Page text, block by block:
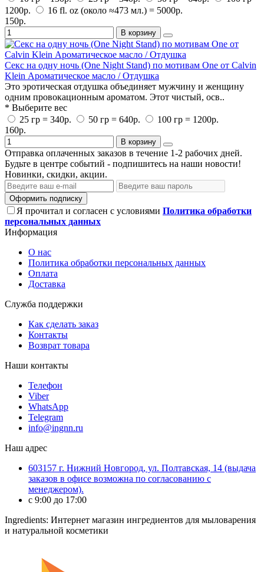
1200р.
16 fl. oz (около ≈473 мл.) = 5000р.
150р.
В корзину
Секс на одну ночь (One Night Stand) по мотивам One от Calvin
Klein Ароматическое масло / Отдушка
Это эротическая отдушка объединяет мужчину и женщину
одним провокационным ароматом. Этот чистый, осв..
* Выберите вес
25 гр = 340р.
50 гр = 640р.
100 гр = 1200р.
160р.
В корзину
Отправка оплаченных заказов в течение 1-2 рабочих дней.
Будьте в центре событий - подпишитесь на наши новости!
Новинки, скидки, акции.
Оформить подписку
Я прочитал и согласен с условиями Политика обработки
персональных данных
Информация
О нас
Политика обработки персональных данных
Оплата
Доставка
Служба поддержки
Как сделать заказ
Контакты
Возврат товара
Наши контакты
Телефон
Viber
WhatsApp
Telegram
info@ingnn.ru
Наш адрес
603157 г. Нижний Новгород, ул. Полтавская, 14 (выдача
заказов в офисе возможна по согласованию с
менеджером).
c 9:00 до 17:00
Ingredients: Интернет магазин ингредиентов для мыловарения
и натуральной косметики